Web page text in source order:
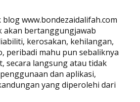
blog www.bondezaidalifah.com
akan bertanggungjawab
kerosakan, kehilangan,
peribadi mahu pun sebaliknya
secara langsung atau tidak
dan aplikasi,
yang diperolehi dari